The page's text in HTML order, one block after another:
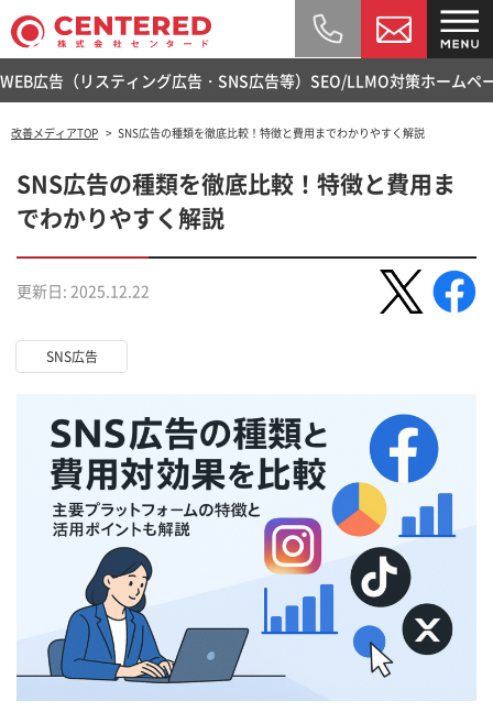
WEB広告（リスティング広告・SNS広告等） SEO/LLMO対策ホームペ
改善メディアTOP SNS広告の種類を徹底比較！特徴と費用までわかりやすく解説
SNS広告の種類を徹底比較！特徴と費用ま
でわかりやすく解説
更新日: 2025.12.22
SNS広告